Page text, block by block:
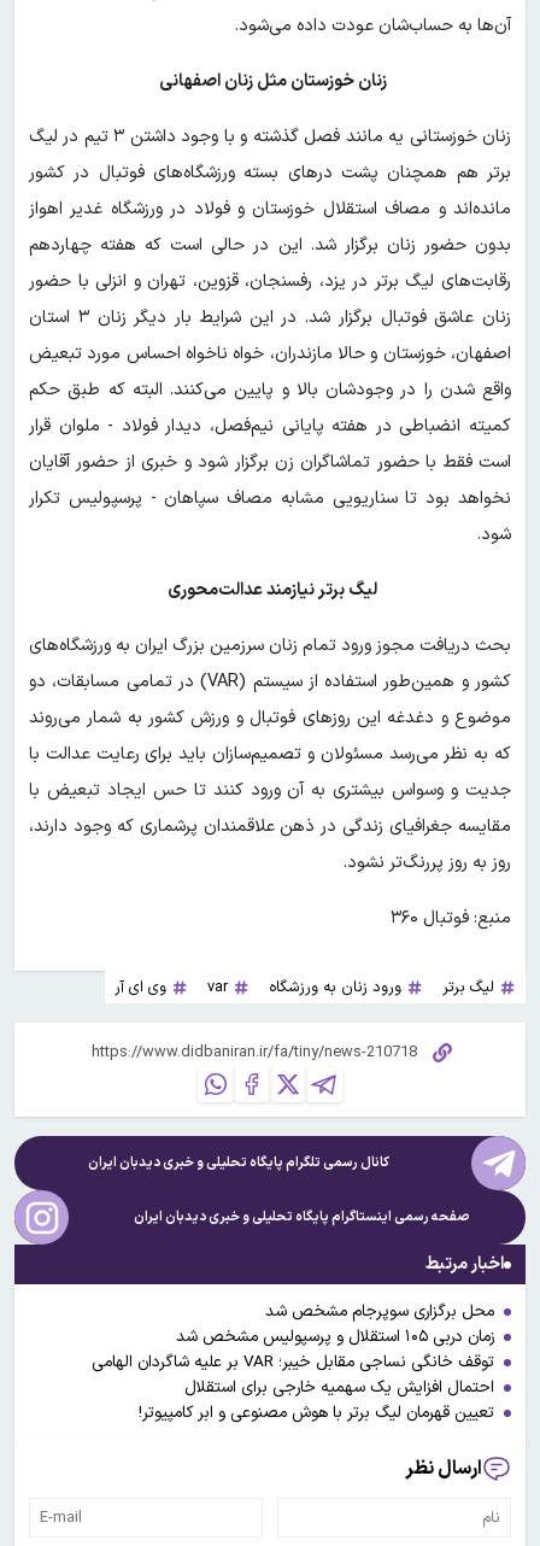
آن‌ها به حساب‌شان عودت داده می‌شود.
زنان خوزستان مثل زنان اصفهانی
زنان خوزستانی یه مانند فصل گذشته و با وجود داشتن ۳ تیم در لیگ
برتر هم همچنان پشت درهای بسته ورزشگاه‌های فوتبال در کشور
مانده‌اند و مصاف استقلال خوزستان و فولاد در ورزشگاه غدیر اهواز
بدون حضور زنان برگزار شد. این در حالی است که هفته چهاردهم
رقابت‌های لیگ برتر در یزد، رفسنجان، قزوین، تهران و انزلی با حضور
زنان عاشق فوتبال برگزار شد. در این شرایط بار دیگر زنان ۳ استان
اصفهان، خوزستان و حالا مازندران، خواه‌ ناخواه احساس مورد تبعیض
واقع شدن را در وجودشان بالا و پایین می‌کنند. البته که طبق حکم
کمیته انضباطی در هفته پایانی نیم‌فصل، دیدار فولاد - ملوان قرار
است فقط با حضور تماشاگران زن برگزار شود و خبری از حضور آقایان
نخواهد بود تا سناریویی مشابه مصاف سپاهان - پرسپولیس تکرار
شود.
لیگ برتر نیازمند عدالت‌محوری
بحث دریافت مجوز ورود تمام زنان سرزمین بزرگ ایران به ورزشگاه‌های
کشور و همین‌طور استفاده از سیستم (VAR) در تمامی مسابقات، دو
موضوع و دغدغه این روزهای فوتبال و ورزش کشور به شمار می‌روند
که به نظر می‌رسد مسئولان و تصمیم‌سازان باید برای رعایت عدالت با
جدیت و وسواس بیشتری به آن ورود کنند تا حس ایجاد تبعیض با
مقایسه جغرافیای زندگی در ذهن علاقمندان پرشماری که وجود دارند،
روز به روز پررنگ‌تر نشود.
منبع: فوتبال ۳۶۰
لیگ برتر ورود زنان به ورزشگاه var وی ای آر
کانال رسمی تلگرام پایگاه تحلیلی و خبریدیدبان ایران
صفحه رسمی اینستاگرام پایگاه تحلیلی و خبریدیدبان ایران
اخبار مرتبط
محل برگزاری سوپرجام مشخص شد
زمان دربی ۱۰۵ استقلال و پرسپولیس مشخص شد
توقف خانگی نساجی مقابل خیبر؛ VAR بر علیه شاگردان الهامی
احتمال افزایش یک سهمیه خارجی برای استقلال
تعیین قهرمان لیگ برتر با هوش مصنوعی و ابر کامپیوتر!
ارسال نظر